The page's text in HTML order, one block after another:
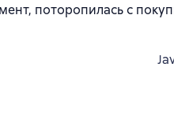
поторопилась с